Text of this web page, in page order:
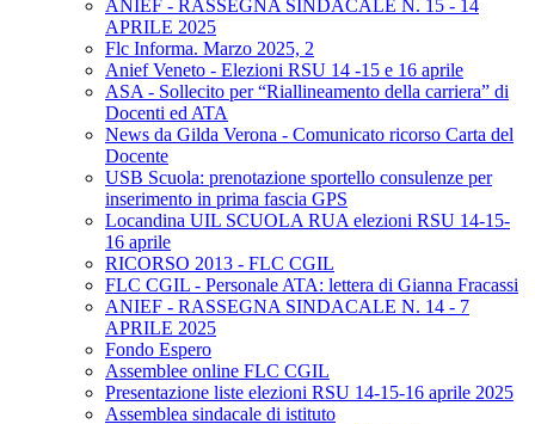
ANIEF - RASSEGNA SINDACALE N. 15 - 14
APRILE 2025
Flc Informa. Marzo 2025, 2
Anief Veneto - Elezioni RSU 14 -15 e 16 aprile
ASA - Sollecito per “Riallineamento della carriera” di
Docenti ed ATA
News da Gilda Verona - Comunicato ricorso Carta del
Docente
USB Scuola: prenotazione sportello consulenze per
inserimento in prima fascia GPS
Locandina UIL SCUOLA RUA elezioni RSU 14-15-
16 aprile
RICORSO 2013 - FLC CGIL
FLC CGIL - Personale ATA: lettera di Gianna Fracassi
ANIEF - RASSEGNA SINDACALE N. 14 - 7
APRILE 2025
Fondo Espero
Assemblee online FLC CGIL
Presentazione liste elezioni RSU 14-15-16 aprile 2025
Assemblea sindacale di istituto